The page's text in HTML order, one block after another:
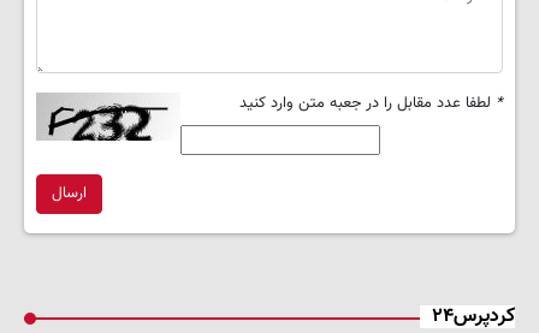
* لطفا عدد مقابل را در جعبه متن وارد کنید
ارسال
کردپرس۲۴